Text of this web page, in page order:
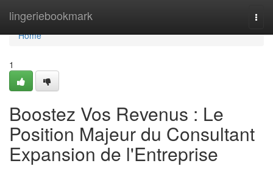
lingeriebookmark
Home
Home
1
Boostez Vos Revenus : Le
Position Majeur du Consultant
Expansion de l'Entreprise